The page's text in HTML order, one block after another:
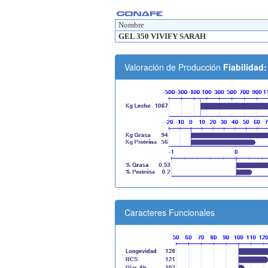
Nombre
GEL 350 VIVIFY SARAH
Valoración de Producción Fiabilidad:
Caracteres Funcionales